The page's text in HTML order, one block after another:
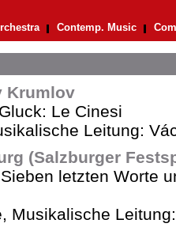
Contemp. Music
Krumlov
Le Cinesi
Leitung:
(Salzburger
letzten Worte
Musikalische